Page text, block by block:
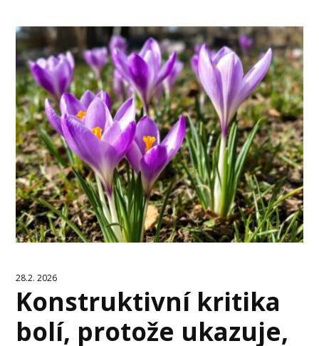
28.2. 2026
Konstruktivní kritika
bolí, protože ukazuje,